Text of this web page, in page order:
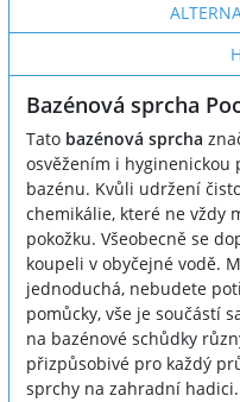
Bazénová sprcha
Tato bazénová sprcha
osvěžením i hyginenickou
bazénu. Kvůli udržení
chemikálie, které ne vždy
pokožku. Všeobecně se
koupeli v obyčejné vodě.
jednoduchá, nebudete
pomůcky, vše je součástí
na bazénové schůdky
přizpůsobivé pro každý
sprchy na zahradní hadici.